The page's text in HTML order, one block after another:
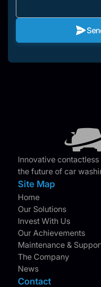
Innovative
the future of car
Site Map
Home
Our Solutions
Invest With Us
Our Achievements
Maintenance &
The Company
News
Contact